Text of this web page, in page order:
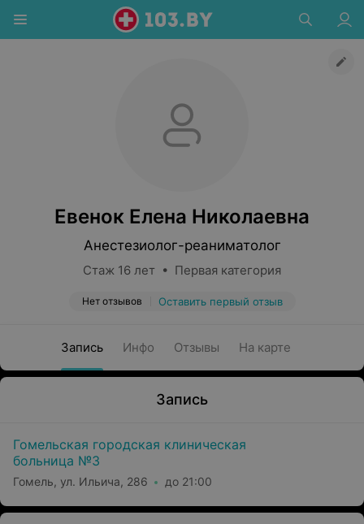
Евенок Елена Николаевна
Анестезиолог-реаниматолог
Стаж 16 лет • Первая категория
Нет отзывов Оставить первый отзыв
Запись Инфо Отзывы На карте
Запись
Гомельская городская клиническая
больница №3
Гомель, ул. Ильича, 286 до 21:00